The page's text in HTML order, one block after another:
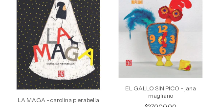
LA MAGA - carolina pierabella
EL GALLO SIN PICO - jana
magliano